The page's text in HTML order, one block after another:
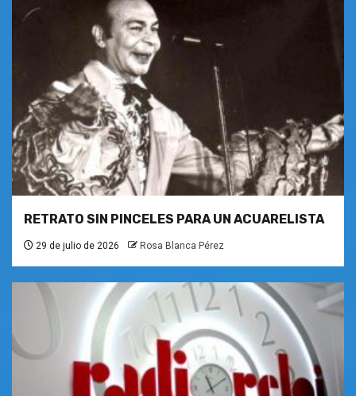
RETRATO SIN PINCELES PARA UN ACUARELISTA
29 de julio de 2026 Rosa Blanca Pérez